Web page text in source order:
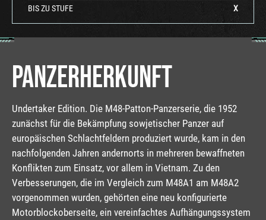
BIS ZU STUFE
X
PANZERHERKUNFT
Undertaker Edition. Die M48-Patton-Panzerserie, die 1952
zunächst für die Bekämpfung sowjetischer Panzer auf
europäischen Schlachtfeldern produziert wurde, kam in den
nachfolgenden Jahren andernorts in mehreren bewaffneten
Konflikten zum Einsatz, vor allem in Vietnam. Zu den
Verbesserungen, die im Vergleich zum M48A1 am M48A2
vorgenommen wurden, gehörten eine neu konfigurierte
Motorblockoberseite, ein vereinfachtes Aufhängungssystem